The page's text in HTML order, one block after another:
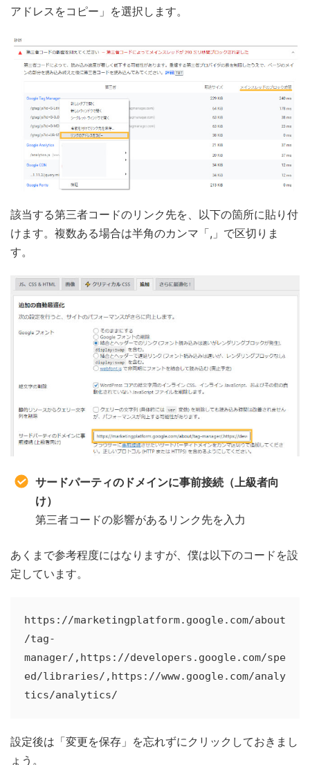
アドレスをコピー」を選択します。
該当する第三者コードのリンク先を、以下の箇所に貼り付
けます。複数ある場合は半角のカンマ「,」で区切りま
す。
サードパーティのドメインに事前接続（上級者向
け）
第三者コードの影響があるリンク先を入力
あくまで参考程度にはなりますが、僕は以下のコードを設
定しています。
https://marketingplatform.google.com/about
/tag-
manager/,https://developers.google.com/spe
ed/libraries/,https://www.google.com/analy
tics/analytics/
設定後は「変更を保存」を忘れずにクリックしておきまし
ょう。